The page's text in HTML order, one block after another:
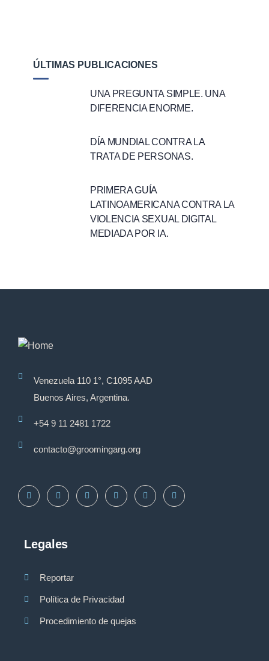
ÚLTIMAS PUBLICACIONES
UNA PREGUNTA SIMPLE. UNA
DIFERENCIA ENORME.
DÍA MUNDIAL CONTRA LA
TRATA DE PERSONAS.
PRIMERA GUÍA
LATINOAMERICANA CONTRA LA
VIOLENCIA SEXUAL DIGITAL
MEDIADA POR IA.
Venezuela 110 1°, C1095 AAD
Buenos Aires, Argentina.
+54 9 11 2481 1722
contacto@groomingarg.org
Legales
Reportar
Política de Privacidad
Procedimiento de quejas